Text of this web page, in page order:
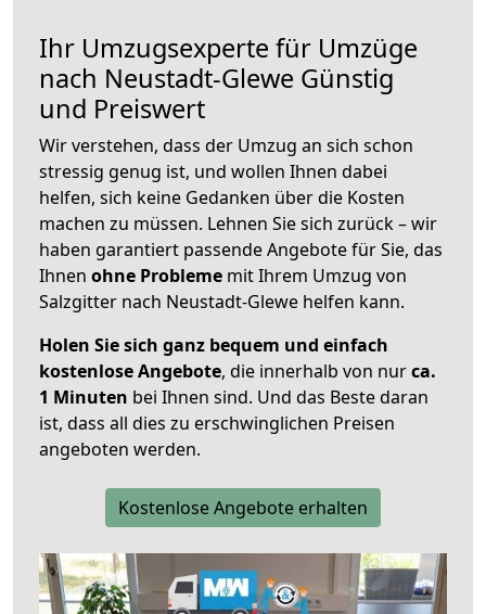
Ihr Umzugsexperte für Umzüge
nach Neustadt-Glewe Günstig
und Preiswert
Wir verstehen, dass der Umzug an sich schon
stressig genug ist, und wollen Ihnen dabei
helfen, sich keine Gedanken über die Kosten
machen zu müssen. Lehnen Sie sich zurück – wir
haben garantiert passende Angebote für Sie, das
Ihnen ohne Probleme mit Ihrem Umzug von
Salzgitter nach Neustadt-Glewe helfen kann.
Holen Sie sich ganz bequem und einfach
kostenlose Angebote, die innerhalb von nurca.
1 Minuten bei Ihnen sind. Und das Beste daran
ist, dass all dies zu erschwinglichen Preisen
angeboten werden.
Kostenlose Angebote erhalten